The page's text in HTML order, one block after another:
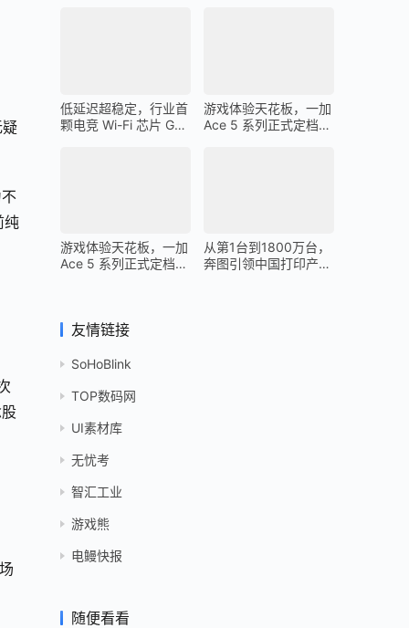
纯
低延迟超稳定，行业首
颗电竞 Wi-Fi 芯片 G1
游戏体验天花板，一加
Ace 5 系列正式定档
游戏体验天花板，一加
Ace 5 系列正式定档
从第1台到1800万台，
奔图引领中国打印产业
友情链接
SoHoBlink
TOP数码网
UI素材库
无忧考
智汇工业
游戏熊
电鳗快报
随便看看